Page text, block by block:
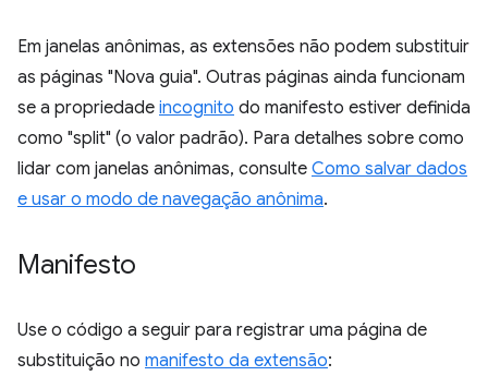
Em janelas anônimas, as extensões não podem substituir
as páginas "Nova guia". Outras páginas ainda funcionam
se a propriedade incognito do manifesto estiver definida
como "split" (o valor padrão). Para detalhes sobre como
lidar com janelas anônimas, consulte Como salvar dados
e usar o modo de navegação anônima.
Manifesto
Use o código a seguir para registrar uma página de
substituição no manifesto da extensão: